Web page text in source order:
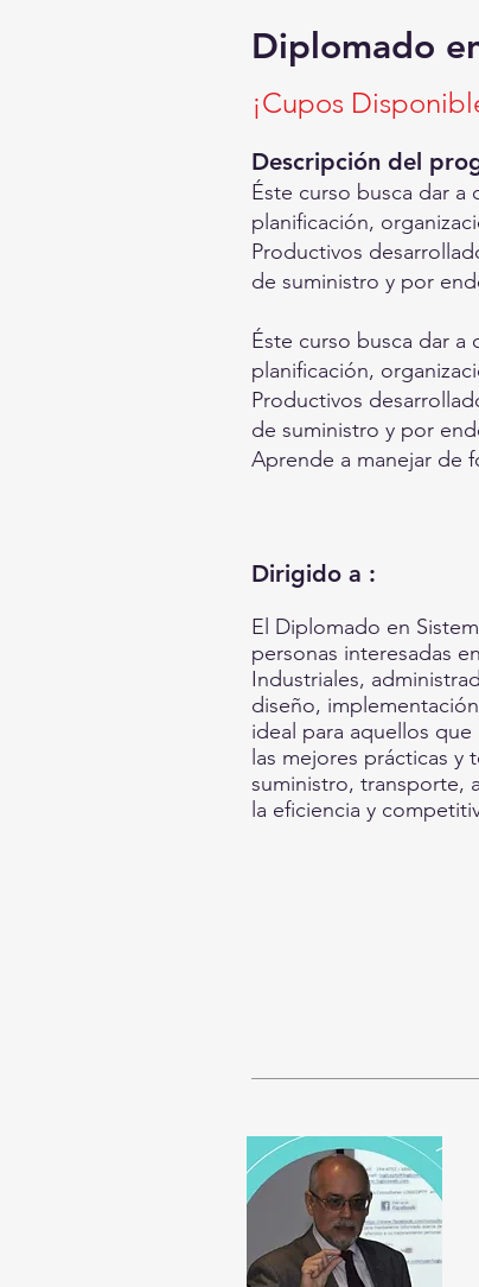
Diplomado
¡Cupos
Descripción del
Éste curso busca dar a
planificación,
Productivos
de suministro y por
Éste curso busca dar a
planificación,
Productivos
de suministro y por
Aprende a manejar de
Dirigido a :
El Diplomado en
personas interesadas
Industriales,
diseño,
ideal para aquellos
las mejores prácticas
suministro, transporte,
la eficiencia y